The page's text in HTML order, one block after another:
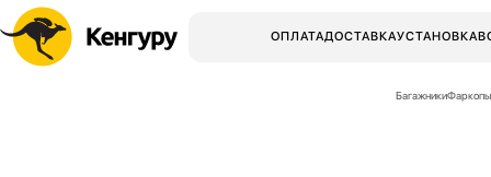
ОПЛАТАДОСТАВКАУСТАНОВКА
БагажникиФаркопы